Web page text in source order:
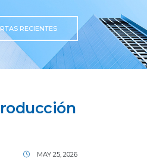
RECIENTES
MAY 25, 2026